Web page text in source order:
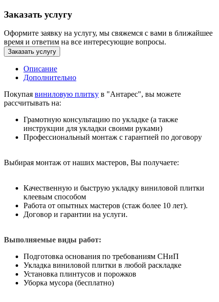
Заказать услугу
Оформите заявку на услугу, мы свяжемся с вами в ближайшее
время и ответим на все интересующие вопросы.
Заказать услугу
Описание
Дополнительно
Покупая виниловую плитку в "Антарес", вы можете
рассчитывать на:
Грамотную консультацию по укладке (а также
инструкции для укладки своими руками)
Профессиональный монтаж с гарантией по договору
Выбирая монтаж от наших мастеров, Вы получаете:
Качественную и быструю укладку виниловой плитки
клеевым способом
Работа от опытных мастеров (стаж более 10 лет).
Договор и гарантии на услуги.
Выполняемые виды работ:
Подготовка основания по требованиям СНиП
Укладка виниловой плитки в любой раскладке
Установка плинтусов и порожков
Уборка мусора (бесплатно)